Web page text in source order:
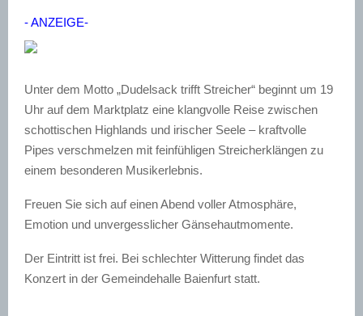
- ANZEIGE-
Unter dem Motto „Dudelsack trifft Streicher“ beginnt um 19
Uhr auf dem Marktplatz eine klangvolle Reise zwischen
schottischen Highlands und irischer Seele – kraftvolle
Pipes verschmelzen mit feinfühligen Streicherklängen zu
einem besonderen Musikerlebnis.
Freuen Sie sich auf einen Abend voller Atmosphäre,
Emotion und unvergesslicher Gänsehautmomente.
Der Eintritt ist frei. Bei schlechter Witterung findet das
Konzert in der Gemeindehalle Baienfurt statt.